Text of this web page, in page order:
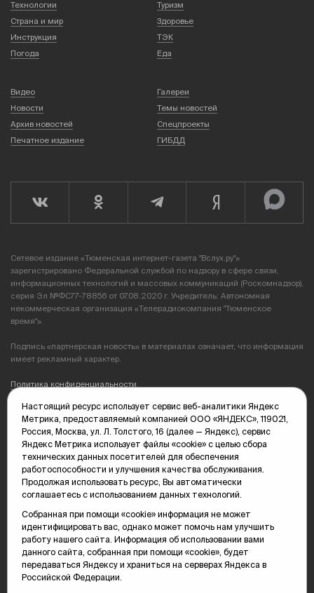
Технологии
Туризм
Страна и мир
Здоровье
Инструкция
ТЭК
Погода
Еда
Видео
Галереи
Новости
Темы новостей
Архив новостей
Спецпроекты
Печатное издание
ГИБДД
Сетевое издание «Тюменская интернет-газета "Вслух.ру"»
зарегистрировано Федеральной службой по надзору в сфере связи,
информационных технологий и массовых коммуникаций (Роскомнадзор),
серия Эл №ФС77-78856 от 07.08.2020 г. Учредитель: Автономная
некоммерческая организация «Телерадиокомпания "Тюменское
время"».
Подпись «партнерская новость» в материалах означает, что информация
имеет рекламный характер.
Политика конфиденциальности
Редакция: 625035, Тюмень, пр. Геологоразведчиков, 28А
(3452) 68-89-05
edit@vsluh.ru
Главный редактор: Панкина Т.Ю.
kika@vsluh.ru
По вопросам рекламы:
(3452) 68-89-78
kotovaev@sibinformburo.ru
mim@vsluh.ru
Настоящий ресурс использует сервис веб-аналитики Яндекс
Метрика, предоставляемый компанией ООО «ЯНДЕКС», 119021,
Россия, Москва, ул. Л. Толстого, 16 (далее — Яндекс), сервис
Яндекс Метрика использует файлы «cookie» с целью сбора
технических данных посетителей для обеспечения
работоспособности и улучшения качества обслуживания.
Продолжая использовать ресурс, Вы автоматически
соглашаетесь с использованием данных технологий.
Собранная при помощи «cookie» информация не может
идентифицировать вас, однако может помочь нам улучшить
работу нашего сайта. Информация об использовании вами
данного сайта, собранная при помощи «cookie», будет
передаваться Яндексу и храниться на серверах Яндекса в
Российской Федерации.